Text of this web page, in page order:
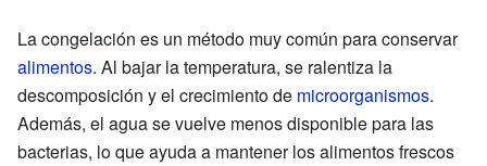
La congelación es un método muy común para conservar
alimentos. Al bajar la temperatura, se ralentiza la
descomposición y el crecimiento de microorganismos.
Además, el agua se vuelve menos disponible para las
bacterias, lo que ayuda a mantener los alimentos frescos